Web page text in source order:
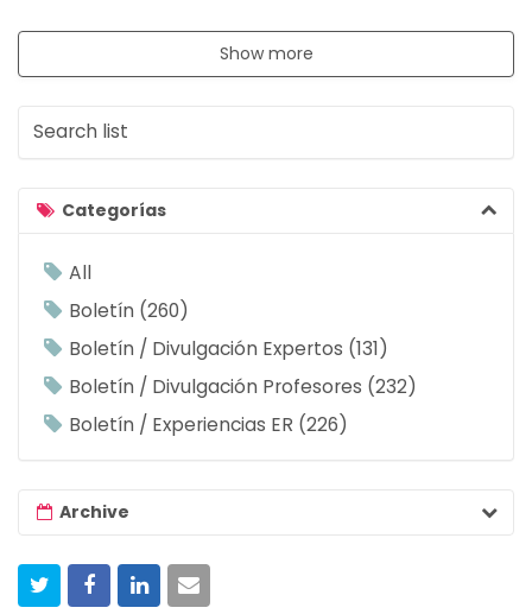
Show more
Categorías
All
Boletín 260
Boletín / Divulgación Expertos 131
Boletín / Divulgación Profesores 232
Boletín / Experiencias ER 226
Archive